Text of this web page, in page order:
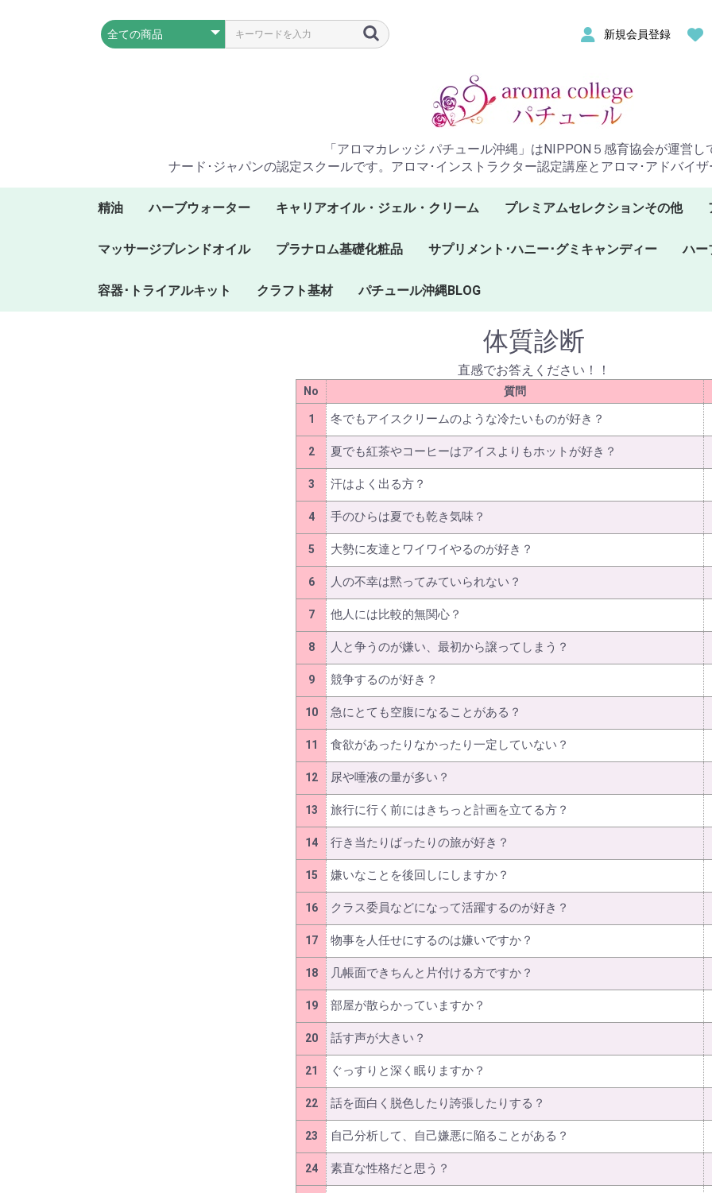
新規会員登録
「アロマカレッジ パチュール沖縄」はNIPPON５感育協会が運営し
ナード･ジャパンの認定スクールです。アロマ･インストラクター認定講座とアロマ･アドバイ
精油
ア行の精油
カ行の精油
サ行の精油
タ行の精油
ナ行の精油
ハ行の精油
マ行の精油
ヤ行の精油
ワ行の精油
ラ行の精油
ハーブウォーター キャリアオイル・ジェル・クリーム プレミアムセレクションその他
マッサージブレンドオイル プラナロム基礎化粧品 サプリメント･ハニー･グミキャンディー
プラナロムハニー
サプリメント
グミキャンディー
ハー
容器･トライアルキット クラフト基材 パチュール沖縄BLOG
体質診断
直感でお答えください！！
No 質問
1 冬でもアイスクリームのような冷たいものが好き？
2 夏でも紅茶やコーヒーはアイスよりもホットが好き？
3 汗はよく出る方？
4 手のひらは夏でも乾き気味？
5 大勢に友達とワイワイやるのが好き？
6 人の不幸は黙ってみていられない？
7 他人には比較的無関心？
8 人と争うのが嫌い、最初から譲ってしまう？
9 競争するのが好き？
10 急にとても空腹になることがある？
11 食欲があったりなかったり一定していない？
12 尿や唾液の量が多い？
13 旅行に行く前にはきちっと計画を立てる方？
14 行き当たりばったりの旅が好き？
15 嫌いなことを後回しにしますか？
16 クラス委員などになって活躍するのが好き？
17 物事を人任せにするのは嫌いですか？
18 几帳面できちんと片付ける方ですか？
19 部屋が散らかっていますか？
20 話す声が大きい？
21 ぐっすりと深く眠りますか？
22 話を面白く脱色したり誇張したりする？
23 自己分析して、自己嫌悪に陥ることがある？
24 素直な性格だと思う？